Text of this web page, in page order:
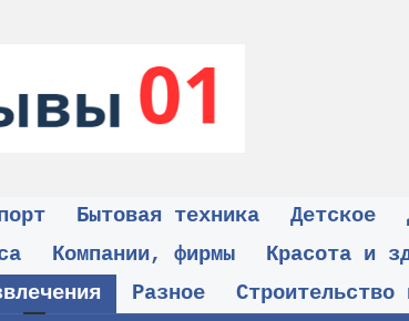
Бытовая техника Детское
Компании, фирмы Красота и
Разное Строительство